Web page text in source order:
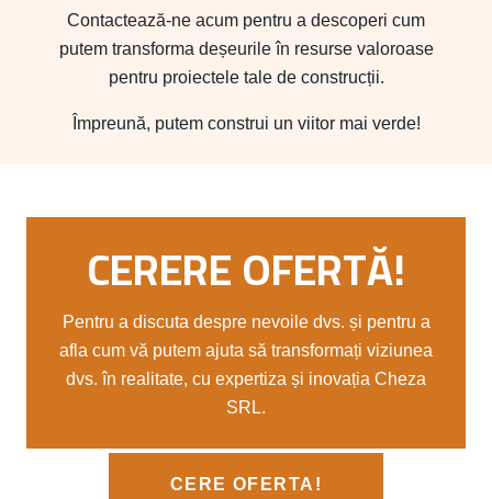
Contactează-ne acum pentru a descoperi cum
putem transforma deșeurile în resurse valoroase
pentru proiectele tale de construcții.
Împreună, putem construi un viitor mai verde!
CERERE OFERTĂ!
Pentru a discuta despre nevoile dvs. și pentru a
afla cum vă putem ajuta să transformați viziunea
dvs. în realitate, cu expertiza și inovația Cheza
SRL.
CERE OFERTA!